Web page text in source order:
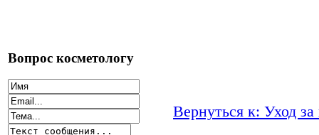
Вопрос косметологу
Вернуться к: Уход за